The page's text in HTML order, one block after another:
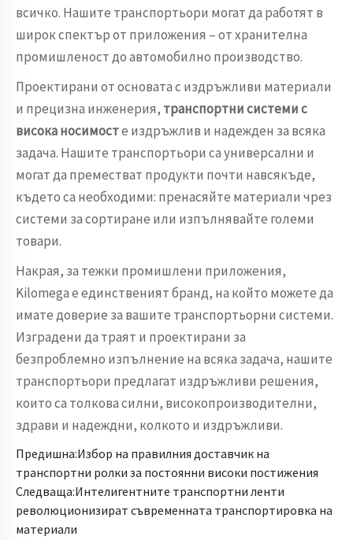
всичко. Нашите транспортьори могат да работят в
широк спектър от приложения – от хранителна
промишленост до автомобилно производство.
Проектирани от основата с издръжливи материали
и прецизна инженерия, транспортни системи с
висока носимосте издръжлив и надежден за всяка
задача. Нашите транспортьори са универсални и
могат да преместват продукти почти навсякъде,
където са необходими: пренасяйте материали чрез
системи за сортиране или изпълнявайте големи
товари.
Накрая, за тежки промишлени приложения,
Kilomega е единственият бранд, на който можете да
имате доверие за вашите транспортьорни системи.
Изградени да траят и проектирани за
безпроблемно изпълнение на всяка задача, нашите
транспортьори предлагат издръжливи решения,
които са толкова силни, високопроизводителни,
здрави и надеждни, колкото и издръжливи.
Предишна:Избор на правилния доставчик на
транспортни ролки за постоянни високи постижения
Следваща:Интелигентните транспортни ленти
революционизират съвременната транспортировка на
материали